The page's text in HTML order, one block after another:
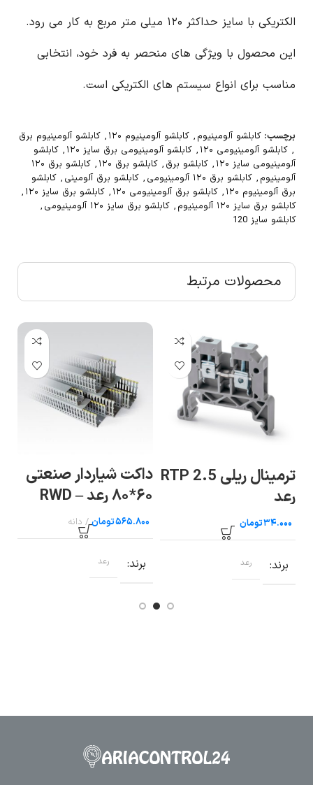
الکتریکی با سایز حداکثر ۱۲۰ میلی متر مربع به کار می رود.
این محصول با ویژگی های منحصر به فرد خود، انتخابی
مناسب برای انواع سیستم های الکتریکی است.
برچسب: کابلشو آلومینیوم , کابلشو آلومینیوم ۱۲۰ , کابلشو آلومینیوم برق
, کابلشو آلومینیومی ۱۲۰ , کابلشو آلومینیومی برق سایز ۱۲۰ , کابلشو
آلومینیومی سایز ۱۲۰
, کابلشو برق , کابلشو برق ۱۲۰ ,
کابلشو برق ۱۲۰
آلومینیوم , کابلشو برق ۱۲۰ آلومینیومی , کابلشو برق آلومینی , کابلشو
برق آلومینیوم ۱۲۰
, کابلشو برق آلومینیومی ۱۲۰ , کابلشو برق سایز ۱۲۰
,
کابلشو برق سایز ۱۲۰ آلومینیوم
, کابلشو برق سایز ۱۲۰ آلومینیومی
,
کابلشو سایز 120
محصولات مرتبط
داکت شیاردار صنعتی
40×۸۰
برند
ترمینال پیچی سری
ارت با پیچ اتصال به
ریل سایز ۱۰ رعد
تومان
برند